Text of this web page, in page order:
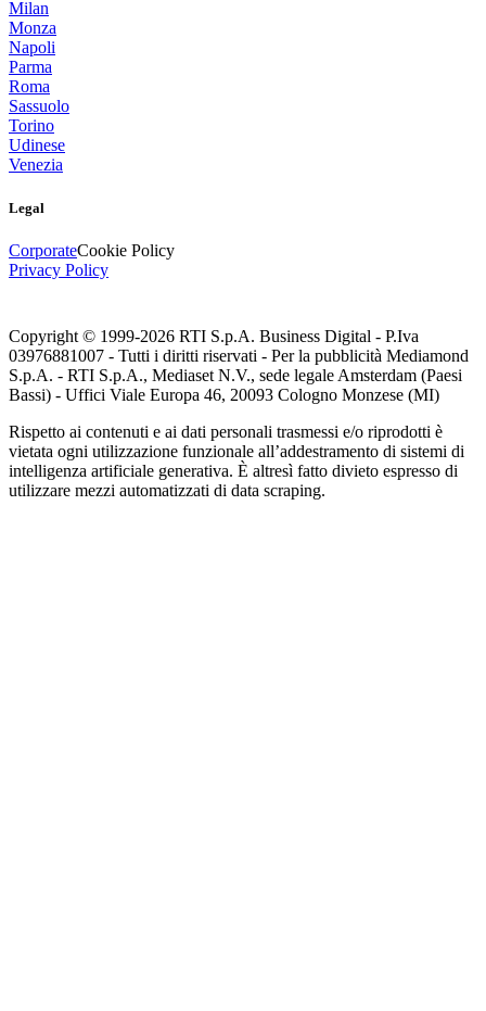
Milan
Monza
Napoli
Parma
Roma
Sassuolo
Torino
Udinese
Venezia
Legal
CorporateCookie Policy
Privacy Policy
Copyright © 1999-2026 RTI S.p.A. Business Digital - P.Iva
03976881007 - Tutti i diritti riservati - Per la pubblicità Mediamond
S.p.A. - RTI S.p.A., Mediaset N.V., sede legale Amsterdam (Paesi
Bassi) - Uffici Viale Europa 46, 20093 Cologno Monzese (MI)
Rispetto ai contenuti e ai dati personali trasmessi e/o riprodotti è
vietata ogni utilizzazione funzionale all’addestramento di sistemi di
intelligenza artificiale generativa. È altresì fatto divieto espresso di
utilizzare mezzi automatizzati di data scraping.